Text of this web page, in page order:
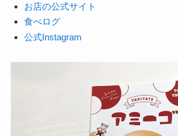
お店の公式サイト
食べログ
公式Instagram